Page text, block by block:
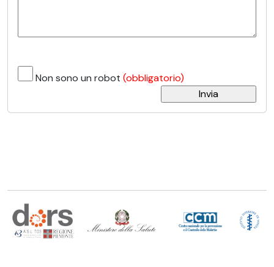
Non sono un robot (obbligatorio)